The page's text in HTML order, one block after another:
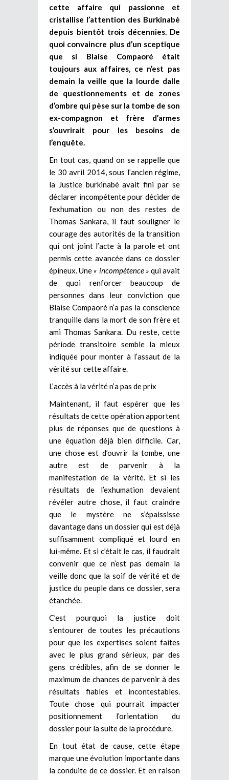
cette affaire qui passionne et
cristallise l’attention des Burkinabè
depuis bientôt trois décennies. De
quoi convaincre plus d’un sceptique
que si Blaise Compaoré était
toujours aux affaires, ce n’est pas
demain la veille que la lourde dalle
de questionnements et de zones
d’ombre qui pèse sur la tombe de son
ex-compagnon et frère d’armes
s’ouvrirait pour les besoins de
l’enquête.
En tout cas, quand on se rappelle que
le 30 avril 2014, sous l’ancien régime,
la Justice burkinabè avait fini par se
déclarer incompétente pour décider de
l’exhumation ou non des restes de
Thomas Sankara, il faut souligner le
courage des autorités de la transition
qui ont joint l’acte à la parole et ont
permis cette avancée dans ce dossier
épineux. Une « incompétence » qui avait
de quoi renforcer beaucoup de
personnes dans leur conviction que
Blaise Compaoré n’a pas la conscience
tranquille dans la mort de son frère et
ami Thomas Sankara. Du reste, cette
période transitoire semble la mieux
indiquée pour monter à l’assaut de la
vérité sur cette affaire.
L’accès à la vérité n’a pas de prix
Maintenant, il faut espérer que les
résultats de cette opération apportent
plus de réponses que de questions à
une équation déjà bien difficile. Car,
une chose est d’ouvrir la tombe, une
autre est de parvenir à la
manifestation de la vérité. Et si les
résultats de l’exhumation devaient
révéler autre chose, il faut craindre
que le mystère ne s’épaississe
davantage dans un dossier qui est déjà
suffisamment compliqué et lourd en
lui-même. Et si c’était le cas, il faudrait
convenir que ce n’est pas demain la
veille donc que la soif de vérité et de
justice du peuple dans ce dossier, sera
étanchée.
C’est pourquoi la justice doit
s’entourer de toutes les précautions
pour que les expertises soient faites
avec le plus grand sérieux, par des
gens crédibles, afin de se donner le
maximum de chances de parvenir à des
résultats fiables et incontestables.
Toute chose qui pourrait impacter
positionnement l’orientation du
dossier pour la suite de la procédure.
En tout état de cause, cette étape
marque une évolution importante dans
la conduite de ce dossier. Et en raison